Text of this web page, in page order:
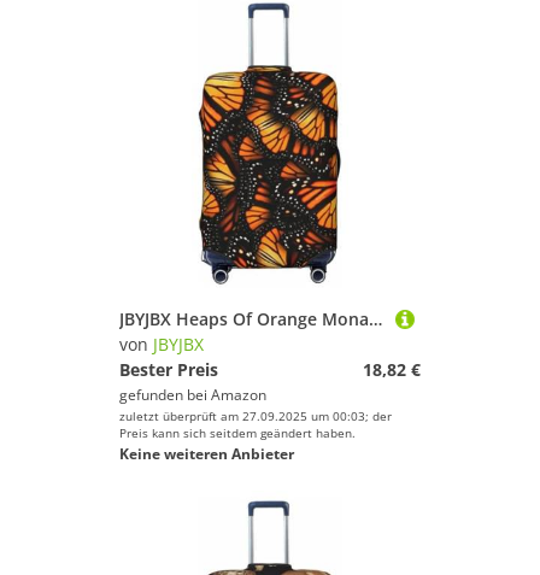
JBYJBX Heaps Of Orange Monarch Butterflies Kofferbezug, Gepäckschutz, waschbar, elastisch, modische Reiseausrüstung, Schwarz, X-Large
von JBYJBX
Bester Preis
18,82 €
gefunden bei Amazon
zuletzt überprüft am 27.09.2025 um 00:03; der
Preis kann sich seitdem geändert haben.
Keine weiteren Anbieter